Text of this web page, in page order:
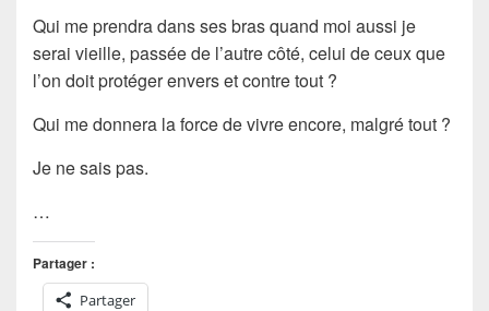
Qui me prendra dans ses bras quand moi aussi je
serai vieille, passée de l’autre côté, celui de ceux que
l’on doit protéger envers et contre tout ?
Qui me donnera la force de vivre encore, malgré tout ?
Je ne sais pas.
…
Partager :
Partager